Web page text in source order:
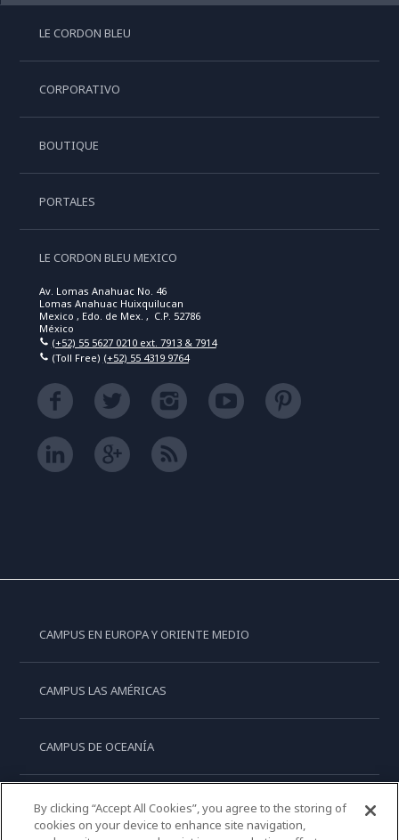
LE CORDON BLEU
CORPORATIVO
BOUTIQUE
PORTALES
LE CORDON BLEU MEXICO
Av. Lomas Anahuac No. 46
Lomas Anahuac Huixquilucan
Mexico , Edo. de Mex. , C.P. 52786
México
(+52) 55 5627 0210 ext. 7913 & 7914
(Toll Free) (+52) 55 4319 9764
CAMPUS EN EUROPA Y ORIENTE MEDIO
CAMPUS LAS AMÉRICAS
CAMPUS DE OCEANÍA
CAMPUS DE ASIA
By clicking “Accept All Cookies”, you agree to the storing of
cookies on your device to enhance site navigation,